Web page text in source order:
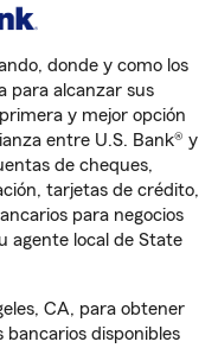
donde y como los
para alcanzar sus
y mejor opción
entre U.S. Bank® y
de cheques,
tarjetas de crédito,
para negocios
agente local de State
CA, para obtener
disponibles